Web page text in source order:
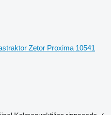
Zetor Proxima 10541